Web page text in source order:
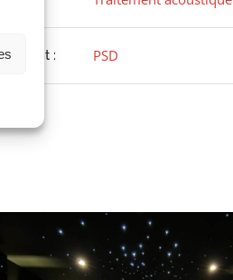
: PSD